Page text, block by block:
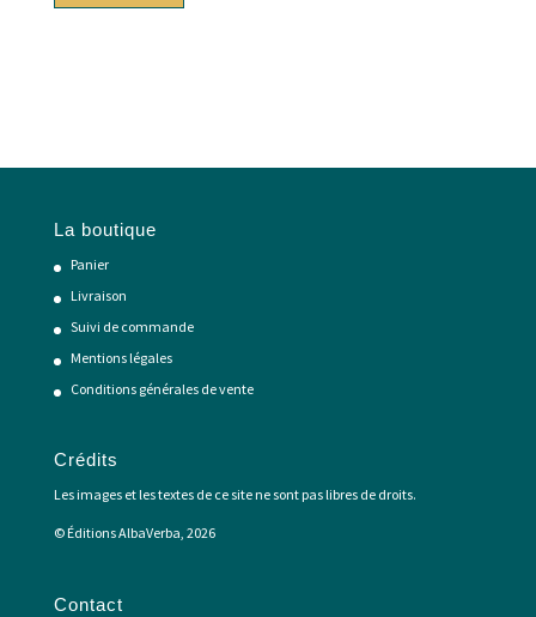
La boutique
Panier
Livraison
Suivi de commande
Mentions légales
Conditions générales de vente
Crédits
Les images et les textes de ce site ne sont pas libres de droits.
© Éditions AlbaVerba, 2026
Contact